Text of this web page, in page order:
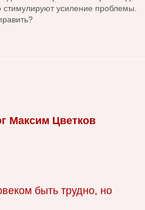
стимулируют усиление проблемы.
Максим Цветков
быть трудно, но